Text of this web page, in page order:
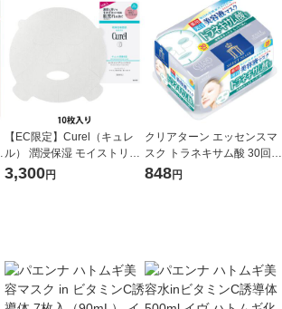
【EC限定】Curel（キュレ
ル） 潤浸保湿 モイストリペ
アシートマスク 10枚 花王
3,300円
クリアターン エッセンスマ
スク トラネキサム酸 30回分
大容量 フェイス コーセーコ
848円